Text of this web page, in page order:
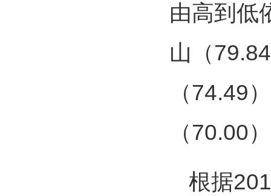
由高到低
山（
（74.49
（70.00
根据